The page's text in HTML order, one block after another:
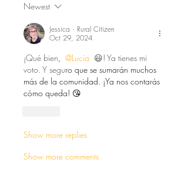
Newest
Jessica · Rural Citizen
Oct 29, 2024
¡Qué bien, @Lucía 😃! Ya tienes mi
voto. Y seguro que se sumarán muchos
más de la comunidad. ¡Ya nos contarás
cómo queda! 😘
Show more replies
Show more comments